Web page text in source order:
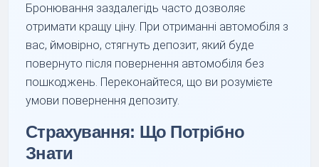
Бронювання заздалегідь часто дозволяє
отримати кращу ціну. При отриманні автомобіля з
вас, ймовірно, стягнуть депозит, який буде
повернуто після повернення автомобіля без
пошкоджень. Переконайтеся, що ви розумієте
умови повернення депозиту.
Страхування: Що Потрібно
Знати